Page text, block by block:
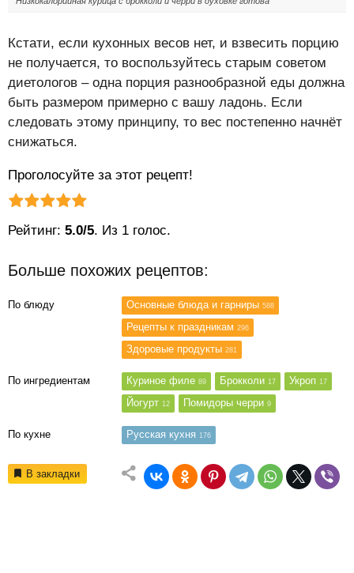
Кстати, если кухонных весов нет, и взвесить порцию
не получается, то воспользуйтесь старым советом
диетологов – одна порция разнообразной еды должна
быть размером примерно с вашу ладонь. Если
следовать этому принципу, то вес постепенно начнёт
снижаться.
Проголосуйте за этот рецепт!
Рейтинг статьи:
Рейтинг: 5.0/5. Из 1 голос.
Больше похожих рецептов:
По блюду Основные блюда и гарниры 588
Рецепты к праздникам 296
Здоровые продукты 281
По ингредиентам Куриное филе 89 Брокколи 17 Укроп 17
Йогурт 12 Помидоры черри 9
По кухне Русская кухня 176
В закладки